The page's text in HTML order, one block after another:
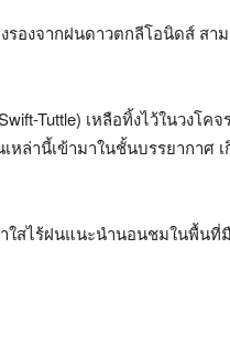
องจากฝนดาวตกลีโอนิดส์ สาม
Tuttle) เหลือทิ้งไว้ในวงโคจ
ล่านี้เข้ามาในชั้นบรรยากาศ
สไร้ฝนแนะนำนอนชมในพื้นที่